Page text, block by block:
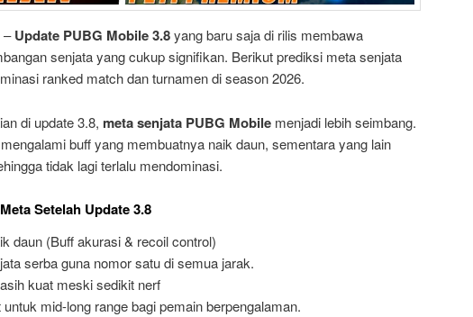
–Update PUBG Mobile 3.8yang baru saja di rilis membawa
senjata yang cukup signifikan. Berikut prediksi meta senjata
ranked match dan turnamen di season 2026.
di update 3.8, meta senjata PUBG Mobile menjadi lebih seimbang.
buff yang membuatnya naik daun, sementara yang lain
tidak lagi terlalu mendominasi.
Setelah Update 3.8
daun (Buff akurasi & recoil control)
serba guna nomor satu di semua jarak.
kuat meski sedikit nerf
untuk mid-long range bagi pemain berpengalaman.